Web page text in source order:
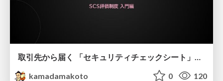
kamadamakoto
0 120